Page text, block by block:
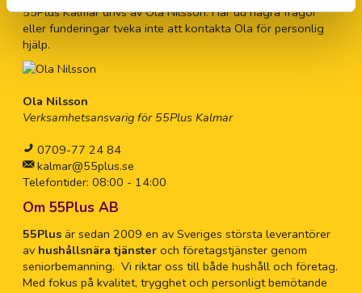
55Plus Kalmar drivs av Ola Nilsson. Har du några frågor
eller funderingar tveka inte att kontakta Ola för personlig
hjälp.
Ola Nilsson
Verksamhetsansvarig för 55Plus Kalmar
0709-77 24 84
kalmar@55plus.se
Telefontider: 08:00 - 14:00
Om 55Plus AB
55Plusär sedan 2009 en av Sveriges största leverantörer
av hushållsnära tjänsteroch företagstjänster genom
seniorbemanning. Vi riktar oss till både hushåll och företag.
Med fokus på kvalitet, trygghet och personligt bemötande